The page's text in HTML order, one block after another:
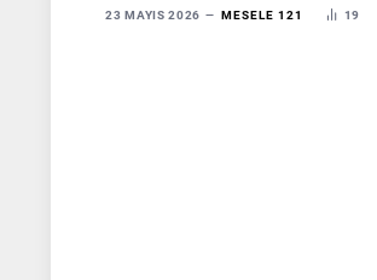
23 MAYIS 2026 MESELE 121 19